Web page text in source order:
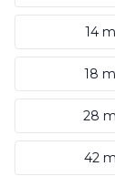
14
18
28
42